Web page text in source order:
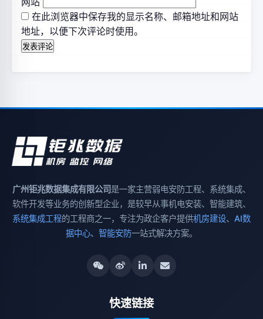
在此浏览器中保存我的显示名称、邮箱地址和网站
地址，以便下次评论时使用。
广州钜兆数据集成有限公司是一家主营弱电安防工程、系统集成、
软件开发等业务的创新型企业，是较早从事机电安装、智能建筑、
系统集成工程的工程商之一，专注为政企客户提供机房建设、 AI数
据中心、 智能安防一站式解决方案。
快速链接